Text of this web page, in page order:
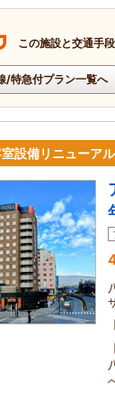
この施設と交通手
/特急付プラン一覧へ
室設備リニューア